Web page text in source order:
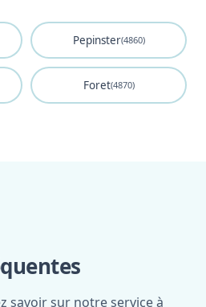
Pepinster(4860)
Foret(4870)
savoir sur notre service à